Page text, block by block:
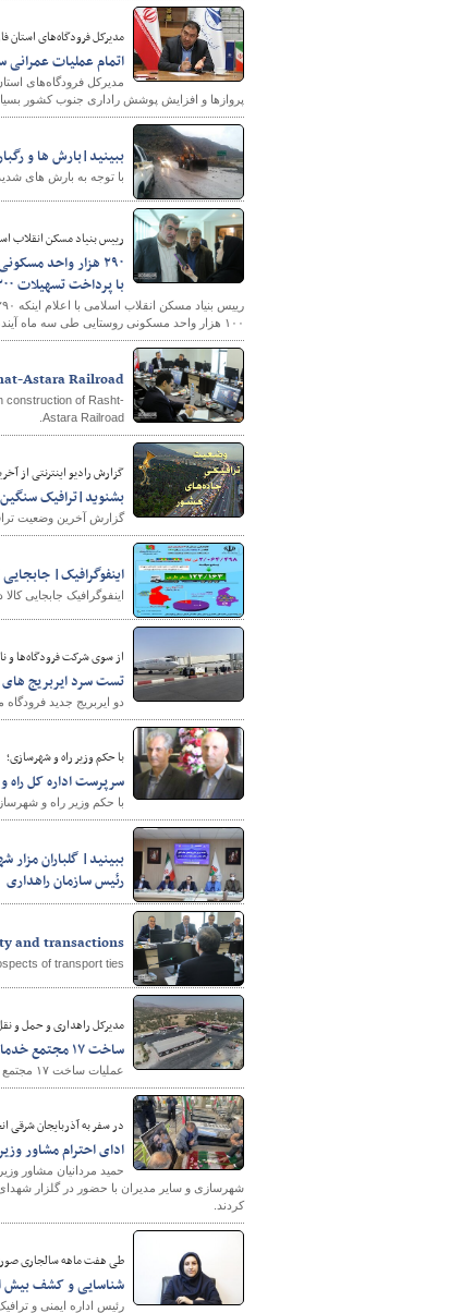
شهرسازی
مدیرکل فرودگاه‌های استان
اتمام عملیات عمرانی
مدیرکل فرودگاه‌های
پروازها و افزایش پوشش راداری جنوب کشور
ببینید|بارش ها و
با توجه به بارش های
رییس بنیاد مسکن انقلاب
با پرداخت تسهیلات ۲۰۰ میلیون تومانی
۱۰۰ هزار واحد مسکونی روستایی طی سه ماه آینده با پرداخت تسهیلات ۲۰۰ میلیون تومانی خبر داد.
Astara Railroad
construction of Rasht-
Astara Railroad.
گزارش رادیو اینترنتی از آخرین
بشنوید|ترافیک سنگین
گزارش آخرین وضعیت
اینفوگرافیک|
اینفوگرافیک جابجایی
از سوی شرکت فرودگاه‌ها و
تست سرد ایربریج
دو ایربریج جدید
با حکم وزیر راه و شهرسازی؛
سرپرست اداره کل راه
با حکم وزیر راه و
ببینید| گلباران
رئیس سازمان راهداری
and transactions
of transport ties.
مدیرکل راهداری و حمل و
ساخت ۱۷ مجتمع خدماتی رفاهی بین‌راهی در محورهای لرستان
عملیات ساخت ۱۷ مجتمع خدماتی رفاهی بین‌راهی در محورهای مواصلاتی استان لرستان در حال انجام است.
در سفر به آذربایجان شرقی
ادای احترام مشاور
حمید مردانیان مشاور
شهرسازی و سایر مدیران با حضور در گلزار
کردند.
طی هفت ماهه سالجاری
شناسایی و کشف بیش از ۲هزارتخلف اضافه تناژ در جاده های
رئیس اداره ایمنی و